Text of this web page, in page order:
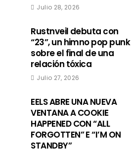
Julio 28, 2026
Rustnveil debuta con
“23”, un himno pop punk
sobre el final de una
relación tóxica
Julio 27, 2026
EELS ABRE UNA NUEVA
VENTANA A COOKIE
HAPPENED CON “ALL
FORGOTTEN” E “I’M ON
STANDBY”